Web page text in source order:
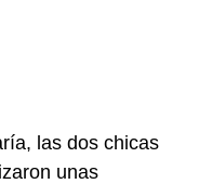
las dos chicas
unas